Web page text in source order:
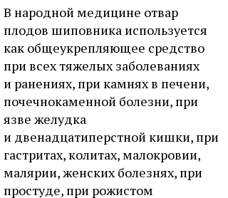
В народной медицине отвар
плодов шиповника используется
как общеукрепляющее средство
при всех тяжелых заболеваниях
и ранениях, при камнях в печени,
почечнокаменной болезни, при
язве желудка
и двенадцатиперстной кишки, при
гастритах, колитах, малокровии,
малярии, женских болезнях, при
простуде, при рожистом